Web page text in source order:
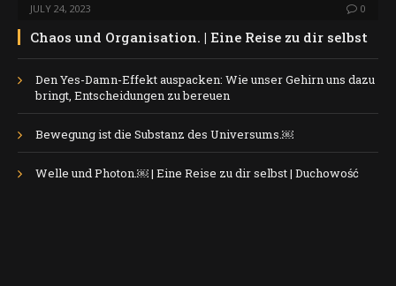
JULY 24, 2023 0
Chaos und Organisation. | Eine Reise zu dir selbst
Den Yes-Damn-Effekt auspacken: Wie unser Gehirn uns dazu
bringt, Entscheidungen zu bereuen
Bewegung ist die Substanz des Universums.￼
Welle und Photon.￼ | Eine Reise zu dir selbst | Duchowość